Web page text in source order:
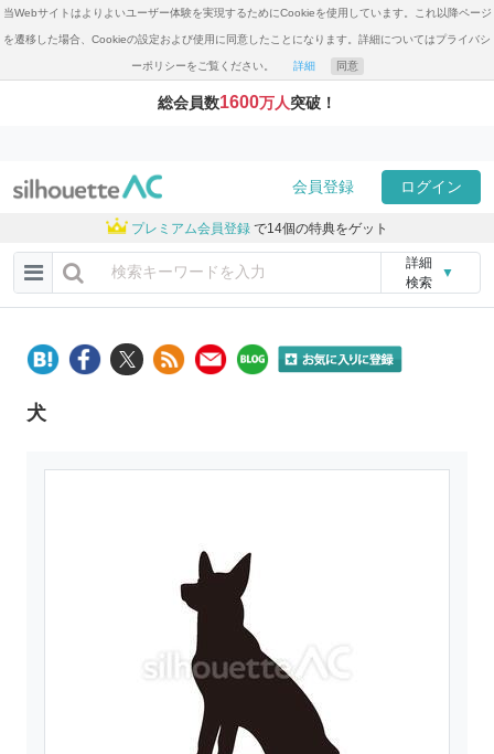
当Webサイトはよりよいユーザー体験を実現するためにCookieを使用しています。これ以降ページ
を遷移した場合、Cookieの設定および使用に同意したことになります。詳細についてはプライバシ
ーポリシーをご覧ください。 詳細 同意
総会員数1600万人突破！
会員登録 ログイン
プレミアム会員登録 で14個の特典をゲット
詳細
検索
▼
犬